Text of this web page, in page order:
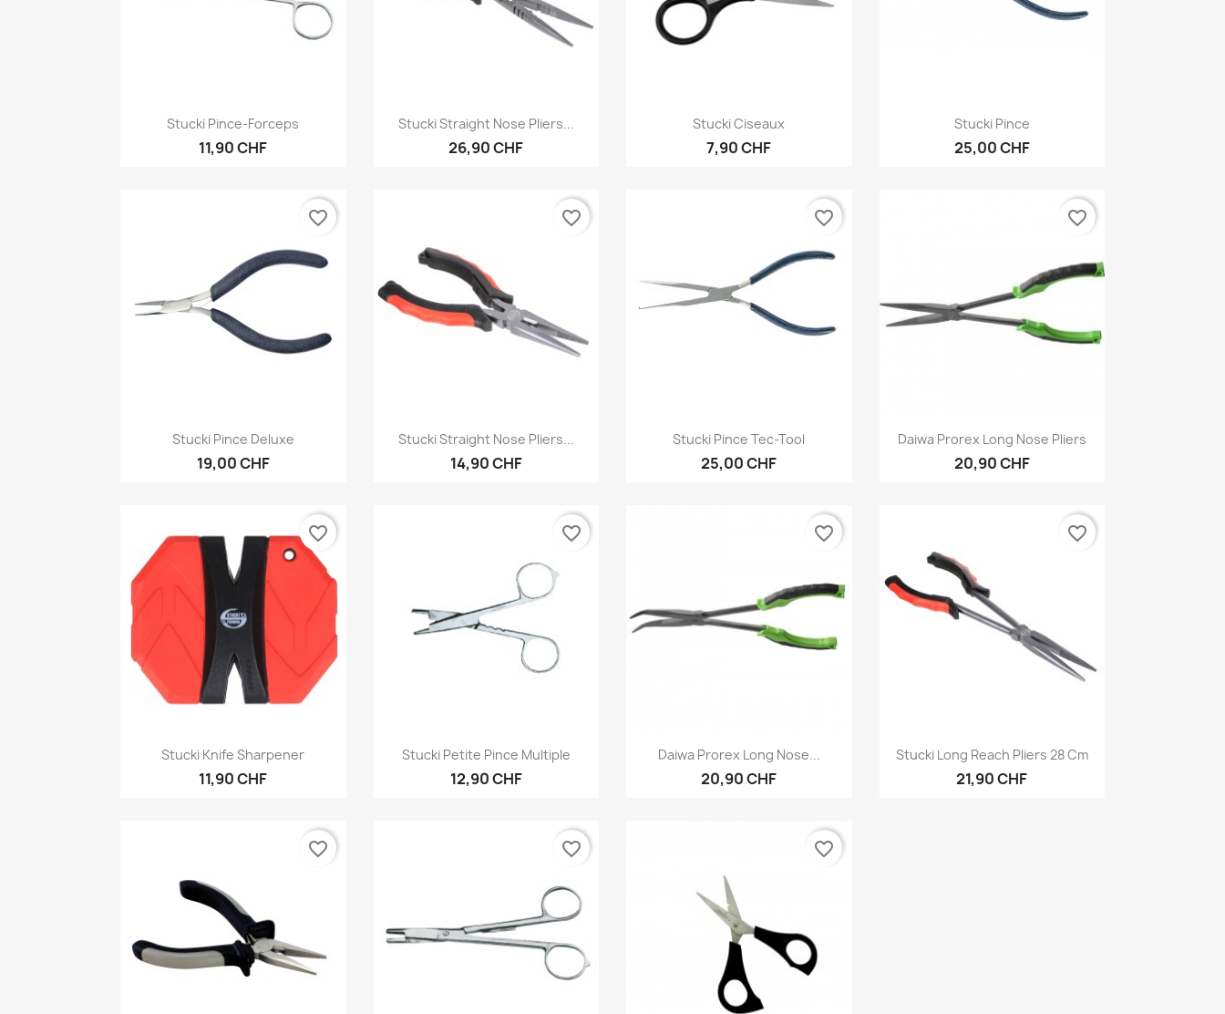
Aperçu rapide
Stucki Pince-Forceps
11,90 CHF
Aperçu rapide
Stucki Straight Nose Pliers...
26,90 CHF
Aperçu rapide
Stucki Ciseaux
7,90 CHF
Aperçu rapide
Stucki Pince
25,00 CHF
Aperçu rapide
Stucki Pince Deluxe
19,00 CHF
favorite_border
Aperçu rapide
Stucki Straight Nose Pliers...
14,90 CHF
favorite_border
Aperçu rapide
Stucki Pince Tec-Tool
25,00 CHF
favorite_border
Aperçu rapide
Daiwa Prorex Long Nose Pliers
20,90 CHF
favorite_border
Aperçu rapide
Stucki Knife Sharpener
11,90 CHF
favorite_border
Aperçu rapide
Stucki Petite Pince Multiple
12,90 CHF
favorite_border
Aperçu rapide
Daiwa Prorex Long Nose...
20,90 CHF
favorite_border
Aperçu rapide
Stucki Long Reach Pliers 28 Cm
21,90 CHF
favorite_border
favorite_border favorite_border favorite_border